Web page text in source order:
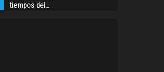
tiempos del…